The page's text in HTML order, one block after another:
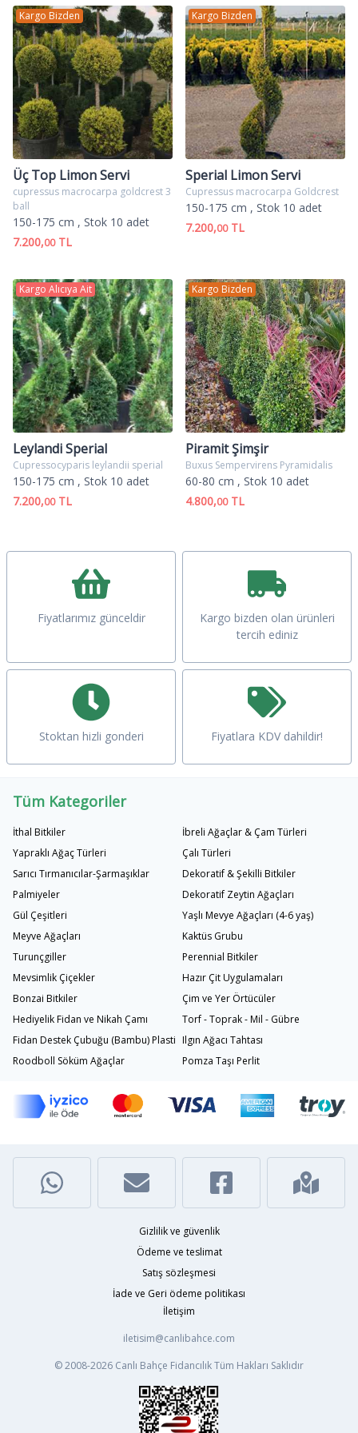
Kargo Bizden
Üç Top Limon Servi
cupressus macrocarpa goldcrest 3
ball
150-175 cm , Stok 10 adet
7.200,00TL
Kargo Bizden
Sperial Limon Servi
Cupressus macrocarpa Goldcrest
150-175 cm , Stok 10 adet
7.200,00TL
Kargo Alıcıya Ait
Leylandi Sperial
Cupressocyparis leylandii sperial
150-175 cm , Stok 10 adet
7.200,00TL
Kargo Bizden
Piramit Şimşir
Buxus Sempervirens Pyramidalis
60-80 cm , Stok 10 adet
4.800,00TL
Fiyatlarımız günceldir
Kargo bizden olan ürünleri
tercih ediniz
Stoktan hizli gonderi Fiyatlara KDV dahildir!
Tüm Kategoriler
İthal Bitkiler
İbreli Ağaçlar & Çam Türleri
Yapraklı Ağaç Türleri
Çalı Türleri
Sarıcı Tırmanıcılar-Şarmaşıklar
Dekoratif & Şekilli Bitkiler
Palmiyeler
Dekoratif Zeytin Ağaçları
Gül Çeşitleri
Yaşlı Mevye Ağaçları (4-6 yaş)
Meyve Ağaçları
Kaktüs Grubu
Turunçgiller
Perennial Bitkiler
Mevsimlik Çiçekler
Hazır Çit Uygulamaları
Bonzai Bitkiler
Çim ve Yer Örtücüler
Hediyelik Fidan ve Nikah Çamı
Torf - Toprak - Mil - Gübre
Fidan Destek Çubuğu (Bambu) Plastik Bağlama İpi
Ilgın Ağacı Tahtası
Roodboll Söküm Ağaçlar
Pomza Taşı Perlit
Gizlilik ve güvenlik
Ödeme ve teslimat
Satış sözleşmesi
İade ve Geri ödeme politikası
İletişim
iletisim@canlibahce.com
© 2008-2026 Canlı Bahçe FidancılıkTüm Hakları Saklıdır